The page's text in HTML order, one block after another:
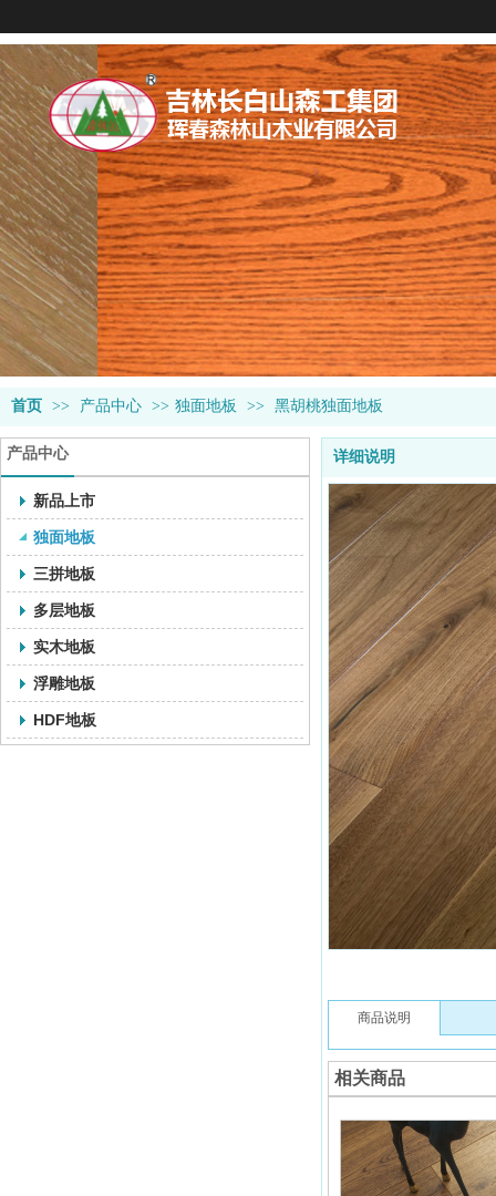
首页 >> 产品中心 >> 独面地板 >> 黑胡桃独面地板
产品中心
新品上市
独面地板
三拼地板
多层地板
实木地板
浮雕地板
HDF地板
详细说明
商品说明
相关商品